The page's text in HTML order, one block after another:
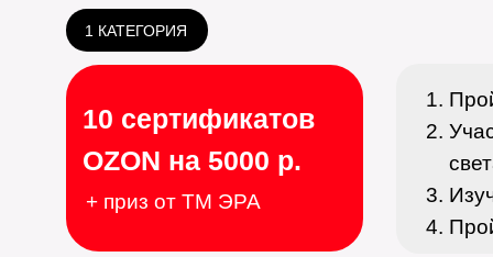
10 сертификатов
OZON на 5000 р.
+ приз от ТМ ЭРА
1 КАТЕГОРИЯ